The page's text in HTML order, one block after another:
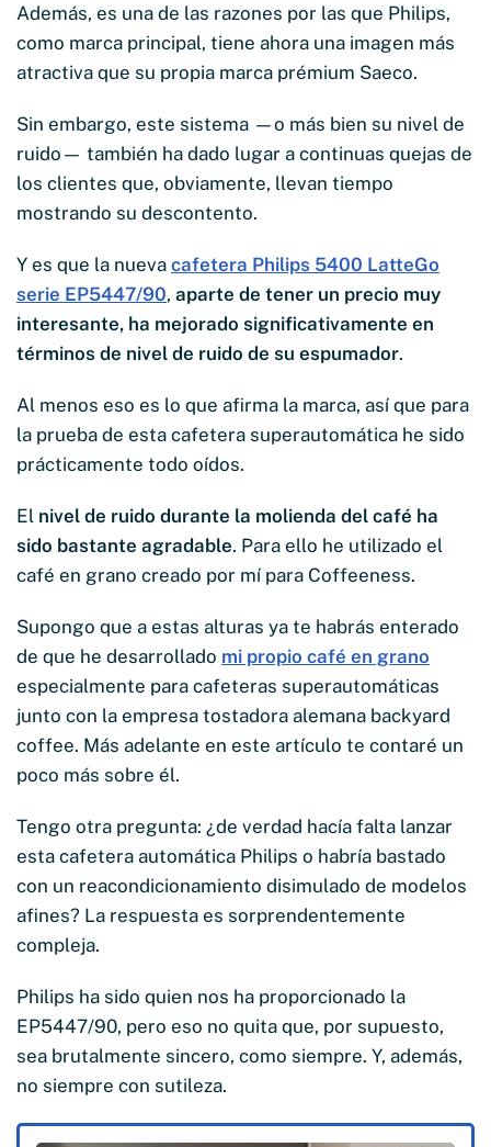
Además, es una de las razones por las que Philips,
como marca principal, tiene ahora una imagen más
atractiva que su propia marca prémium Saeco.
Sin embargo, este sistema —o más bien su nivel de
ruido— también ha dado lugar a continuas quejas de
los clientes que, obviamente, llevan tiempo
mostrando su descontento.
Y es que la nueva cafetera Philips 5400 LatteGo
serie EP5447/90, aparte de tener un precio muy
interesante, ha mejorado significativamente en
términos de nivel de ruido de su espumador.
Al menos eso es lo que afirma la marca, así que para
la prueba de esta cafetera superautomática he sido
prácticamente todo oídos.
El nivel de ruido durante la molienda del café ha
sido bastante agradable. Para ello he utilizado el
café en grano creado por mí para Coffeeness.
Supongo que a estas alturas ya te habrás enterado
de que he desarrollado mi propio café en grano
especialmente para cafeteras superautomáticas
junto con la empresa tostadora alemana backyard
coffee. Más adelante en este artículo te contaré un
poco más sobre él.
Tengo otra pregunta: ¿de verdad hacía falta lanzar
esta cafetera automática Philips o habría bastado
con un reacondicionamiento disimulado de modelos
afines? La respuesta es sorprendentemente
compleja.
Philips ha sido quien nos ha proporcionado la
EP5447/90, pero eso no quita que, por supuesto,
sea brutalmente sincero, como siempre. Y, además,
no siempre con sutileza.